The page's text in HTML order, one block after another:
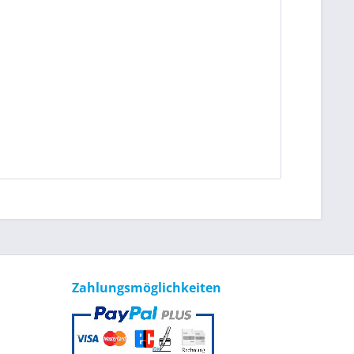
Zahlungsmöglichkeiten